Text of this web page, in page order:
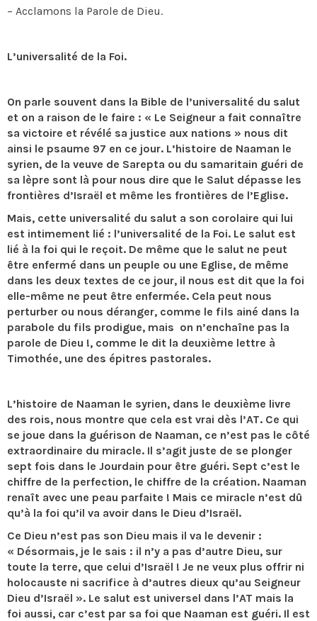
– Acclamons la Parole de Dieu.
L’universalité de la Foi.
On parle souvent dans la Bible de l’universalité du salut
et on a raison de le faire : « Le Seigneur a fait connaître
sa victoire et révélé sa justice aux nations » nous dit
ainsi le psaume 97 en ce jour. L’histoire de Naaman le
syrien, de la veuve de Sarepta ou du samaritain guéri de
sa lèpre sont là pour nous dire que le Salut dépasse les
frontières d’Israël et même les frontières de l’Eglise.
Mais, cette universalité du salut a son corolaire qui lui
est intimement lié : l’universalité de la Foi. Le salut est
lié à la foi qui le reçoit. De même que le salut ne peut
être enfermé dans un peuple ou une Eglise, de même
dans les deux textes de ce jour, il nous est dit que la foi
elle-même ne peut être enfermée. Cela peut nous
perturber ou nous déranger, comme le fils ainé dans la
parabole du fils prodigue, mais on n’enchaîne pas la
parole de Dieu !, comme le dit la deuxième lettre à
Timothée, une des épitres pastorales.
L’histoire de Naaman le syrien, dans le deuxième livre
des rois, nous montre que cela est vrai dès l’AT. Ce qui
se joue dans la guérison de Naaman, ce n’est pas le côté
extraordinaire du miracle. Il s’agit juste de se plonger
sept fois dans le Jourdain pour être guéri. Sept c’est le
chiffre de la perfection, le chiffre de la création. Naaman
renaît avec une peau parfaite ! Mais ce miracle n’est dû
qu’à la foi qu’il va avoir dans le Dieu d’Israël.
Ce Dieu n’est pas son Dieu mais il va le devenir :
« Désormais, je le sais : il n’y a pas d’autre Dieu, sur
toute la terre, que celui d’Israël ! Je ne veux plus offrir ni
holocauste ni sacrifice à d’autres dieux qu’au Seigneur
Dieu d’Israël ». Le salut est universel dans l’AT mais la
foi aussi, car c’est par sa foi que Naaman est guéri. Il est